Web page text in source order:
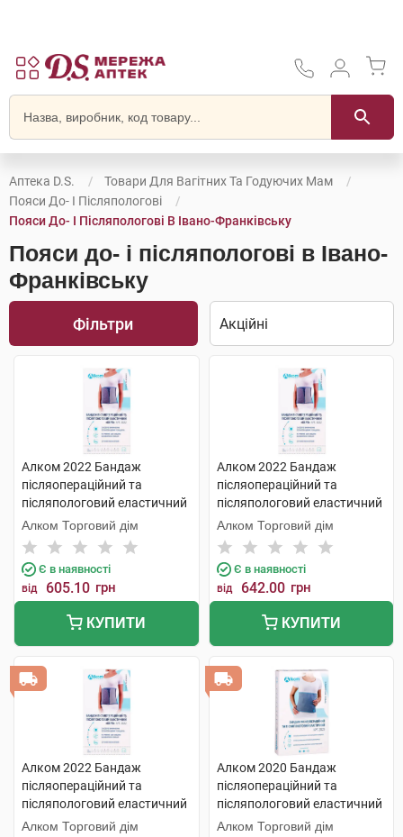
Аптека D.S.
Товари Для Вагітних Та Годуючих Мам
Пояси До- І Післяпологові
Пояси До- І Післяпологові В Івано-Франківську
Пояси до- і післяпологові в Івано-
Франківську
Фільтри
Алком 2022 Бандаж
післяопераційний та
післяпологовий еластичний
Євро розмір 5 1 шт
Алком Торговий дім
Є в наявності
від 605.10 грн
КУПИТИ
Алком 2022 Бандаж
післяопераційний та
післяпологовий еластичний
Євро розмір 5 1 шт
Алком Торговий дім
Є в наявності
від 642.00 грн
КУПИТИ
Алком 2022 Бандаж
післяопераційний та
післяпологовий еластичний
Євро розмір 2 1 шт
Алком Торговий дім
Алком 2020 Бандаж
післяопераційний та
післяпологовий еластичний
розмір 1 1 шт
Алком Торговий дім